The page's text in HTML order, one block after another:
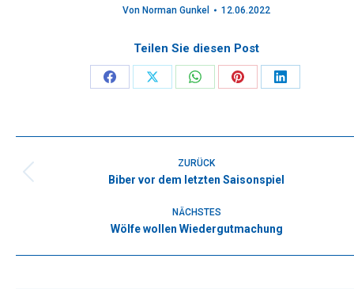
Von Norman Gunkel 12.06.2022
Teilen Sie diesen Post
Share
Facebook
Share
X
Share
WhatsApp
Share
Pinterest
Share
LinkedIn
ZURÜCK
Vorheriger
Biber vor dem letzten Saisonspiel
NÄCHSTES
Nächster
Wölfe wollen Wiedergutmachung